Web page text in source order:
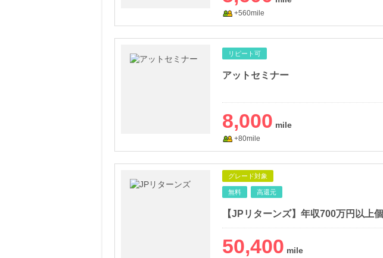
+560mile
リピート可
アットセミナー
8,000
+80mile
グレード対象
無料 高還元
50,400